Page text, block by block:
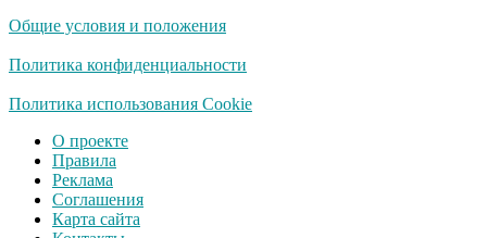
люди вытворяют, когда
Ролик длится
смеяться вы будете
Королева вагона
отожгла! Видео не
Общие условия и положения
Политика конфиденциальности
Политика использования Cookie
О проекте
Правила
Реклама
Соглашения
Карта сайта